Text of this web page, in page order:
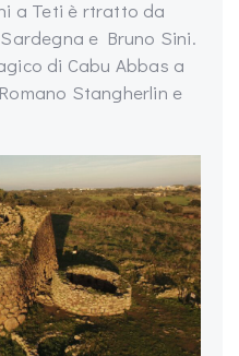
a Teti è rtratto da
e Bruno Sini.
di Cabu Abbas a
Stangherlin e